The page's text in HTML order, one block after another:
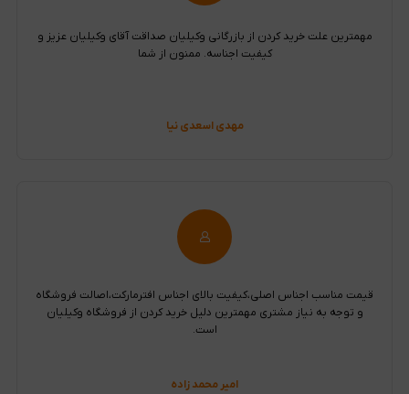
مهمترین علت خرید کردن از بازرگانی وکیلیان صداقت آقای وکیلیان عزیز و
کیفیت اجناسه. ممنون از شما
مهدی اسعدی نیا
قیمت مناسب اجناس اصلی،کیفیت بالای اجناس افترمارکت،اصالت فروشگاه
و توجه به نیاز مشتری مهمترین دلیل خرید کردن از فروشگاه وکیلیان
است.
امیر محمد زاده